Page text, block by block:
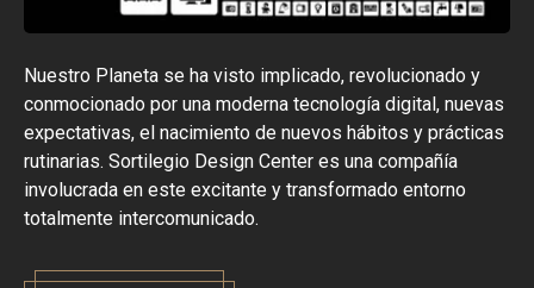
Nuestro Planeta se ha visto implicado, revolucionado y
conmocionado por una moderna tecnología digital, nuevas
expectativas, el nacimiento de nuevos hábitos y prácticas
rutinarias. Sortilegio Design Center es una compañía
involucrada en este excitante y transformado entorno
totalmente intercomunicado.